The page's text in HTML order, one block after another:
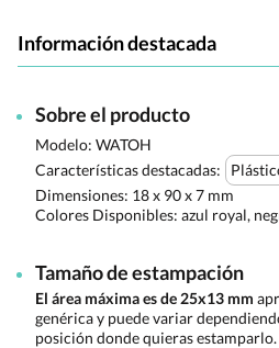
Información destacada
Sobre el producto
Modelo: WATOH
Características destacadas:
Dimensiones: 18 x 90 x 7 mm
Colores Disponibles: azul royal,
Tamaño de estampación
El área máxima es de 25x13 mm
genérica y puede variar
posición donde quieras estamparlo.